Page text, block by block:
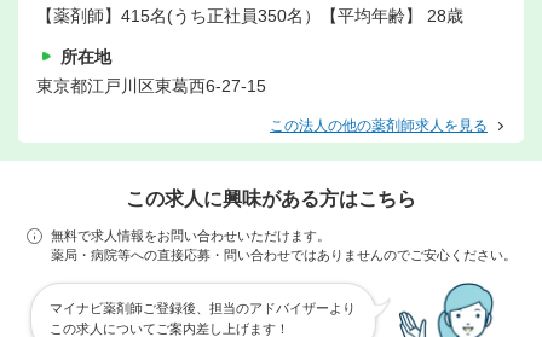
【薬剤師】415名(うち正社員350名）【平均年齢】 28歳
所在地
東京都江戸川区東葛西6-27-15
この法人の他の薬剤師求人を見る
この求人に興味がある方はこちら
無料で求人情報をお問い合わせいただけます。
薬局・病院等への直接応募・問い合わせではありませんのでご安心ください。
マイナビ薬剤師ご登録後、担当のアドバイザーより
この求人についてご案内差し上げます！